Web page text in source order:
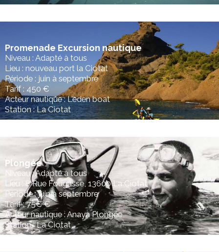
Promenade Excursion nautique
Niveau : Adapté à tous
Lieu : nouveau port la Ciotat
Période : juin à septembre
Tarif : 450 €
Acteur nautique : L'eden boat
Station : La Ciotat
Plongée
Niveau : Adapté à tous
Lieu : 8 Rue Fougasse, 13600 La Ciotat
Période : juin à septembre
Tarif : 75€ €
Acteur nautique : Anaya Plongée
Station : La Ciotat